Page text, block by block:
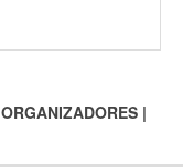
ORGANIZADORES |